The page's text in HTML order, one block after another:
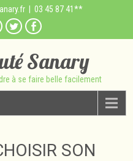
| 03 45 87 41**
Sanary
à se faire belle facilement
SON